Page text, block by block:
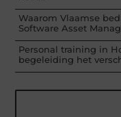
Waarom Vlaamse
Software Asset
Personal training in
begeleiding het